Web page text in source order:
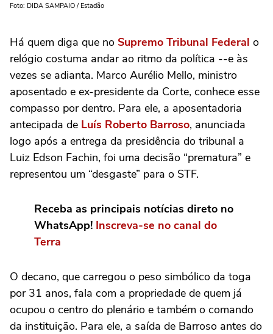
Foto: DIDA SAMPAIO / Estadão
Há quem diga que no Supremo Tribunal Federal o
relógio costuma andar ao ritmo da política --e às
vezes se adianta. Marco Aurélio Mello, ministro
aposentado e ex-presidente da Corte, conhece esse
compasso por dentro. Para ele, a aposentadoria
antecipada de Luís Roberto Barroso, anunciada
logo após a entrega da presidência do tribunal a
Luiz Edson Fachin, foi uma decisão “prematura” e
representou um “desgaste” para o STF.
Receba as principais notícias direto no
WhatsApp! Inscreva-se no canal do
Terra
O decano, que carregou o peso simbólico da toga
por 31 anos, fala com a propriedade de quem já
ocupou o centro do plenário e também o comando
da instituição. Para ele, a saída de Barroso antes do